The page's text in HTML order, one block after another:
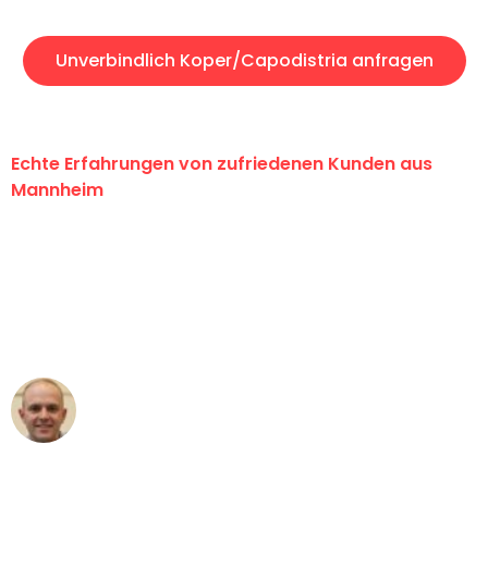
Unverbindlich Koper/Capodistria anfragen
Echte Erfahrungen von zufriedenen Kunden aus
Mannheim